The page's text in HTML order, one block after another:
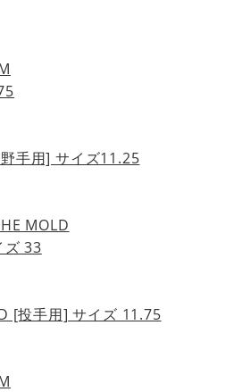
手用] サイズ11.25
MOLD
ズ 33
[投手用] サイズ 11.75